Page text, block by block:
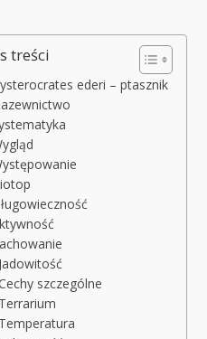
treści
ederi – ptasznik
Jadowitość
szczególne
Terrarium
Temperatura